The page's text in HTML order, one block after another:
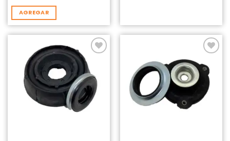
AGREGAR
Añadir
a la
lista de
deseos
Añadir
a la
lista de
deseos